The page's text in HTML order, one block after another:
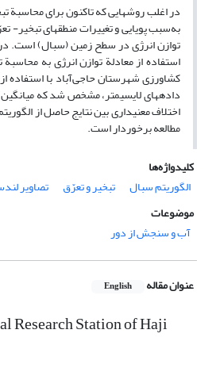
در اغلب روش‏هایی که تاکنون برای محاسبة
توازن انرژی در سطح زمین (سبال) است.
استفاده از معادلة توازن انرژی به
کشاورزی شهرستان حاجی‌آباد با استفاده
داده‏های لایسیمتر، مشخص شد که میانگین
اختلاف معنی‏داری بین نتایج حاصل از
مطالعه برخوردار است.
کلیدواژه‌ها
الگوریتم سبال
تبخیر و تعرّق تصاویر
موضوعات
آب و سنجش از دور
عنوان مقاله English
Research Station of Haji